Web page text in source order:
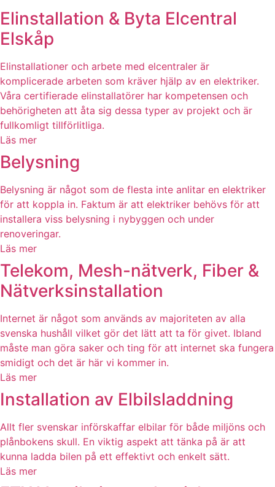
Elinstallation & Byta Elcentral
Elskåp
Elinstallationer och arbete med elcentraler är
komplicerade arbeten som kräver hjälp av en elektriker.
Våra certifierade elinstallatörer har kompetensen och
behörigheten att åta sig dessa typer av projekt och är
fullkomligt tillförlitliga.
Läs mer
Belysning
Belysning är något som de flesta inte anlitar en elektriker
för att koppla in. Faktum är att elektriker behövs för att
installera viss belysning i nybyggen och under
renoveringar.
Läs mer
Telekom, Mesh-nätverk, Fiber &
Nätverksinstallation
Internet är något som används av majoriteten av alla
svenska hushåll vilket gör det lätt att ta för givet. Ibland
måste man göra saker och ting för att internet ska fungera
smidigt och det är här vi kommer in.
Läs mer
Installation av Elbilsladdning
Allt fler svenskar införskaffar elbilar för både miljöns och
plånbokens skull. En viktig aspekt att tänka på är att
kunna ladda bilen på ett effektivt och enkelt sätt.
Läs mer